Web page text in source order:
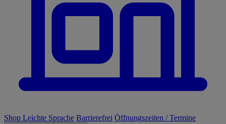
Shop Leichte Sprache Barrierefrei Öffnungszeiten / Termine